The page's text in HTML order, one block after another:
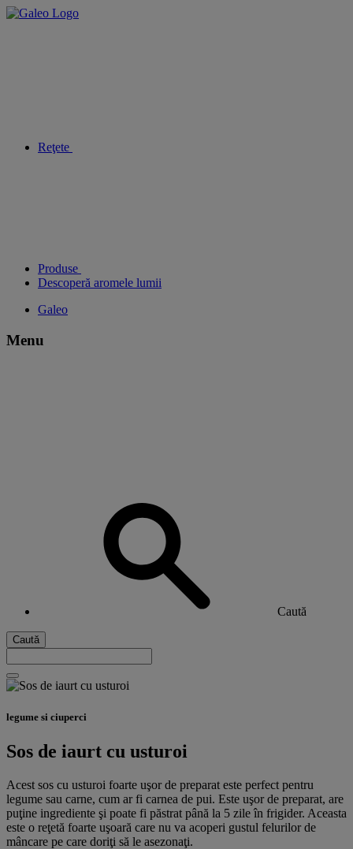
Reţete
Produse
Descoperă aromele lumii
Galeo
Menu
Caută
Caută
legume si ciuperci
Sos de iaurt cu usturoi
Acest sos cu usturoi foarte uşor de preparat este perfect pentru
legume sau carne, cum ar fi carnea de pui. Este uşor de preparat, are
puţine ingrediente şi poate fi păstrat până la 5 zile în frigider. Aceasta
este o reţetă foarte uşoară care nu va acoperi gustul felurilor de
mâncare pe care doriţi să le asezonaţi.